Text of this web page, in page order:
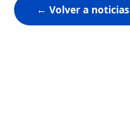
← Volver a noticias